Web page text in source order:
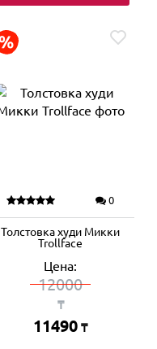
0
Толстовка худи Микки
Trollface
Цена:
12000
₸
11490 ₸